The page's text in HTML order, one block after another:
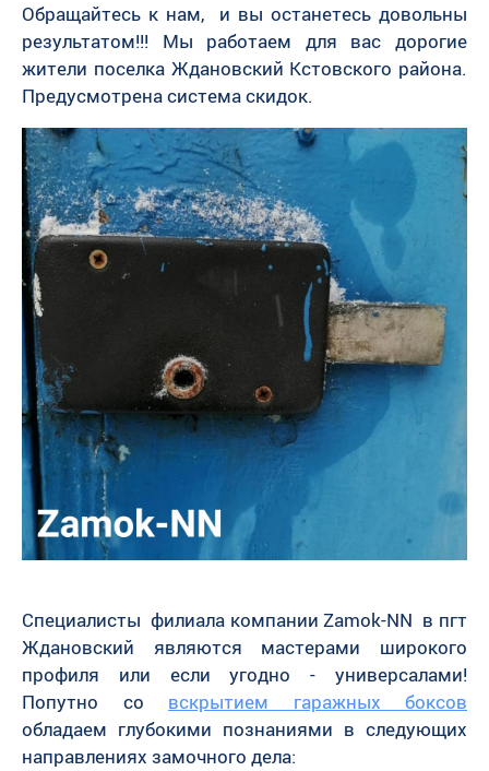
Обращайтесь к нам, и вы останетесь довольны
результатом!!! Мы работаем для вас дорогие
жители поселка Ждановский Кстовского района.
Предусмотрена система скидок.
Специалисты филиала компании Zamok-NN в пгт
Ждановский являются мастерами широкого
профиля или если угодно - универсалами!
Попутно со вскрытием гаражных боксов
обладаем глубокими познаниями в следующих
направлениях замочного дела: